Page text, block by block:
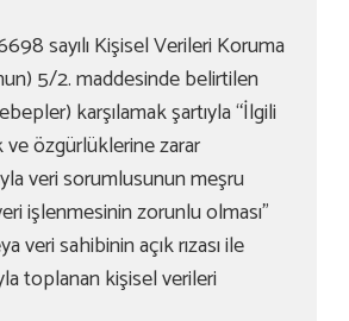
sayılı Kişisel Verileri Koruma
5/2. maddesinde belirtilen
karşılamak şartıyla “İlgili
özgürlüklerine zarar
veri sorumlusunun meşru
işlenmesinin zorunlu olması”
veri sahibinin açık rızası ile
toplanan kişisel verileri